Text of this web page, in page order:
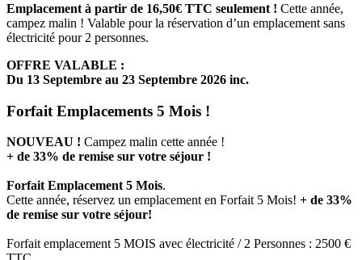
Emplacement à partir de 16,50€ TTC seulement ! Cette année,
campez malin ! Valable pour la réservation d’un emplacement sans
électricité pour 2 personnes.
OFFRE VALABLE :
Du 13 Septembre au 23 Septembre 2026 inc.
Forfait Emplacements 5 Mois !
NOUVEAU ! Campez malin cette année !
+ de 33% de remise sur votre séjour !
Forfait Emplacement 5 Mois.
Cette année, réservez un emplacement en Forfait 5 Mois! + de 33%
de remise sur votre séjour!
Forfait emplacement 5 MOIS avec électricité / 2 Personnes : 2500 €